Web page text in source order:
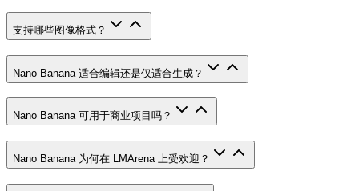
支持哪些图像格式？
Nano Banana 适合编辑还是仅适合生成？
Nano Banana 可用于商业项目吗？
Nano Banana 为何在 LMArena 上受欢迎？